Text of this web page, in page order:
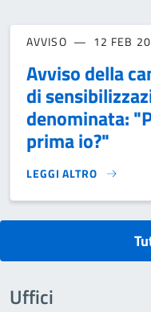
AVVISO 12 FEB
Avviso della
di
denominata:
prima io?"
LEGGI ALTRO
AVVISO DELLA
Uffici